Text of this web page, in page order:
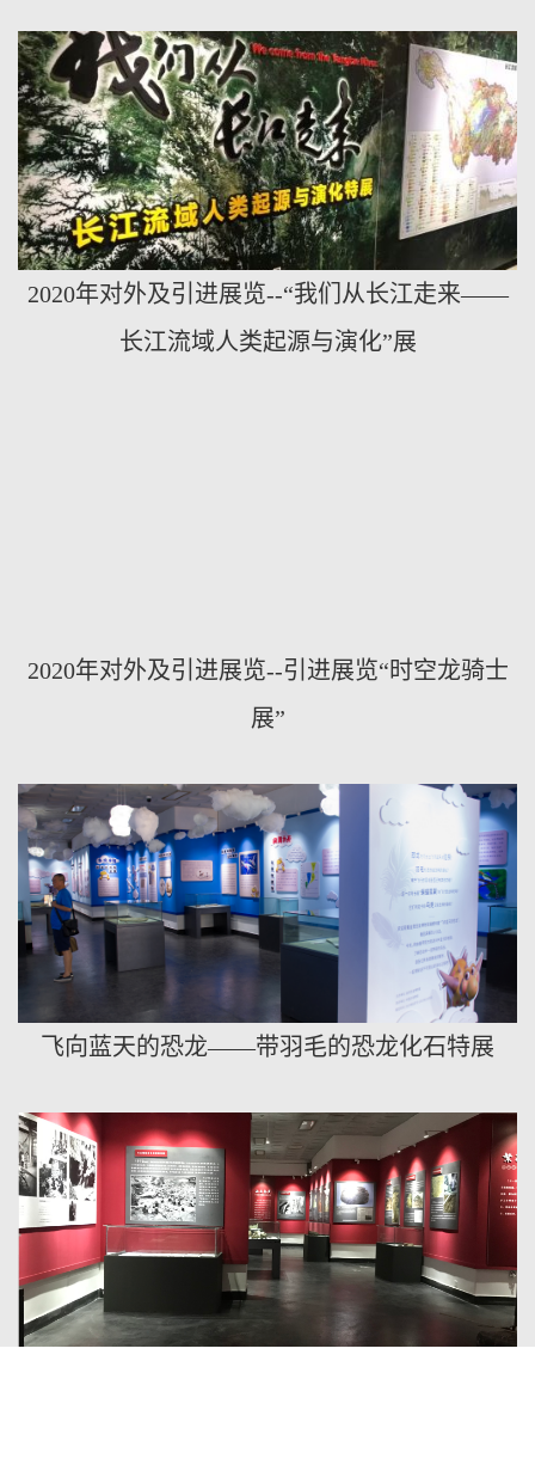
2020年对外及引进展览--“我们从长江走来——
长江流域人类起源与演化”展
2020年对外及引进展览--引进展览“时空龙骑士
展”
飞向蓝天的恐龙——带羽毛的恐龙化石特展